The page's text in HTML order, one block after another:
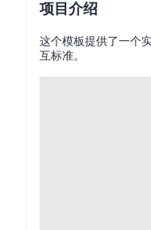
项目介绍
这个模板提供了一个
互标准。